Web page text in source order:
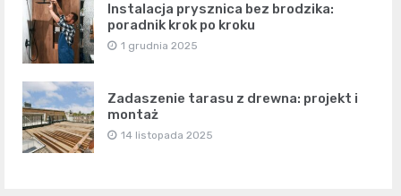
Instalacja prysznica bez brodzika:
poradnik krok po kroku
1 grudnia 2025
Zadaszenie tarasu z drewna: projekt i
montaż
14 listopada 2025